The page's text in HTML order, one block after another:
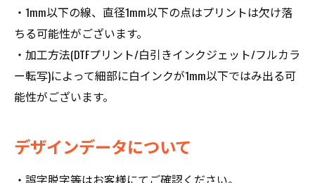
・1mm以下の線、直径1mm以下の点はプリントは欠け落
ちる可能性がございます。
・加工方法(DTFプリント/白引きインクジェット/フルカラ
ー転写)によって細部に白インクが1mm以下ではみ出る可
能性がございます。
デザインデータについて
・誤字脱字等はお客様にてご確認ください。